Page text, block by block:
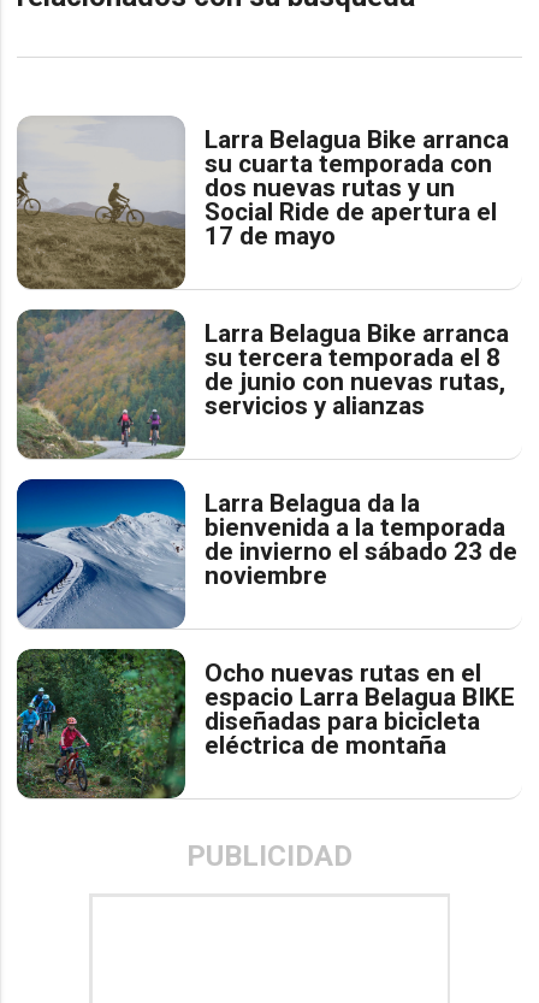
Larra Belagua Bike arranca
su cuarta temporada con
dos nuevas rutas y un
Social Ride de apertura el
17 de mayo
Larra Belagua Bike arranca
su tercera temporada el 8
de junio con nuevas rutas,
servicios y alianzas
Larra Belagua da la
bienvenida a la temporada
de invierno el sábado 23 de
noviembre
Ocho nuevas rutas en el
espacio Larra Belagua BIKE
diseñadas para bicicleta
eléctrica de montaña
PUBLICIDAD